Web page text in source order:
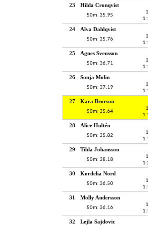
23 Hilda Cronqvist
50m: 35.95
24 Alva Dahlqvist
50m: 35.76
25 Agnes Svensson
50m: 36.71
26 Sonja Molin
50m: 37.19
27 Kara Brorson
50m: 35.64
28 Alice Hultén
50m: 35.82
29 Tilda Johansson
50m: 38.18
30 Kordelia Nord
50m: 36.50
31 Molly Andersson
50m: 36.16
32 Lejla Sajdovic